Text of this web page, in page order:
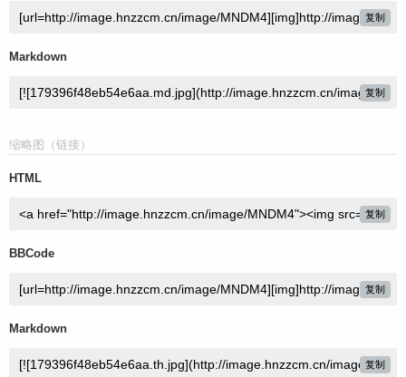
复制
Markdown
复制
缩略图（链接）
HTML
复制
BBCode
复制
Markdown
复制